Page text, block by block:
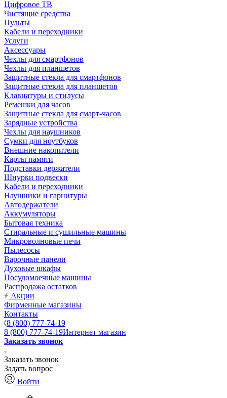
Цифровое ТВ
Чистящие средства
Пульты
Кабели и переходники
Услуги
Аксессуары
Чехлы для смартфонов
Чехлы для планшетов
Защитные стекла для смартфонов
Защитные стекла для планшетов
Клавиатуры и стилусы
Ремешки для часов
Защитные стекла для смарт-часов
Зарядные устройства
Чехлы для наушников
Сумки для ноутбуков
Внешние накопители
Карты памяти
Подставки держатели
Шнурки подвески
Кабели и переходники
Наушники и гарнитуры
Автодержатели
Аккумуляторы
Бытовая техника
Стиральные и сушильные машины
Микроволновые печи
Пылесосы
Варочные панели
Духовые шкафы
Посудомоечные машины
Распродажа остатков
Акции
Фирменные магазины
Контакты
8 (800) 777-74-19
8 (800) 777-74-19Интернет магазин
Заказать звонок
Заказать звонок
Задать вопрос
Войти